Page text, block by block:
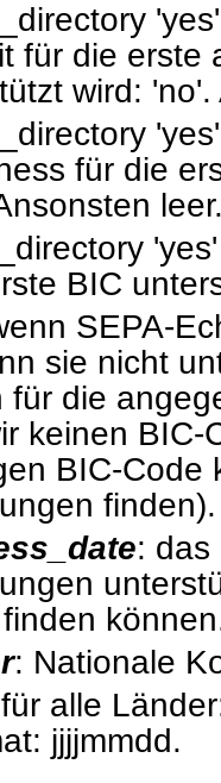
für die
wird:
für die
BIC
SEPA-
sie nicht
für die
keinen
BIC-Code
finden).
: das
: Nationale
alle
jjjjmmdd.